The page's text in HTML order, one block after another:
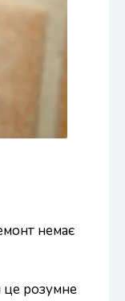
немає
це розумне